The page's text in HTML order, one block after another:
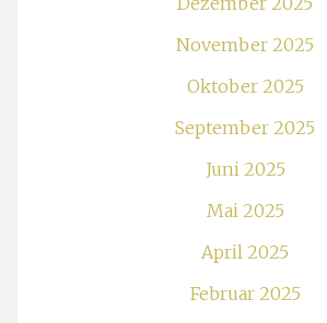
November 2025
Oktober 2025
September 2025
Juni 2025
Mai 2025
April 2025
Februar 2025